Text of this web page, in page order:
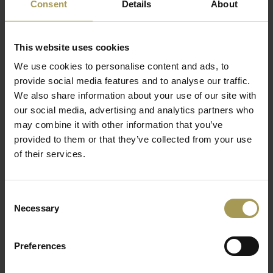
Consent Details About
This website uses cookies
We use cookies to personalise content and ads, to
provide social media features and to analyse our traffic.
We also share information about your use of our site with
our social media, advertising and analytics partners who
may combine it with other information that you’ve
provided to them or that they’ve collected from your use
of their services.
Selection
Necessary
Preferences
De Sitland Body directiestoelen zijn comfortabel
gevoerd en bekleed met mooi eco leder of echt
Ontwerp: Sitland
Maten:42-52h x 49b x 47d cm
Materiaal:verchroomd stalen buis, Echt
rundsleder(Europees leder) of Ecologische leder: 80%
PVC, 20%polyester
Technische eigenschappen: Mechanisme
vergrendelbaar, Gewichtsregeling verstelbaar, in hoogte
De Body ergonomische bureaustoel is gemaakt van
hoogwaardige gasveer, een gewichtsregeling die instelbaar
is. De Body ergonomische stoel met zijn basculant
Lees meer